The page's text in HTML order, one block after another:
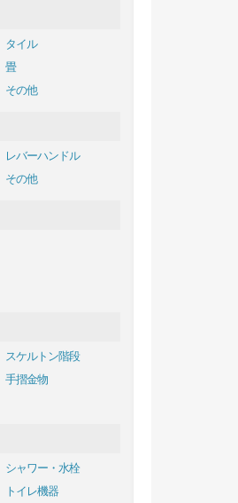
タイル
畳
その他
レバーハンドル
その他
スケルトン階段
手摺金物
シャワー・水栓
トイレ機器